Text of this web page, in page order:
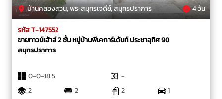
บ้านคลองสวน, พระสมุทรเจดีย์, สมุทรปราการ 4 วัน
รหัส T-147552
ขายทาวน์เฮ้าส์ 2 ชั้น หมู่บ้านพีเคการ์เด้นท์ ประชาอุทิศ 90
สมุทรปราการ
0-0-18.5
-
2
2 2
1